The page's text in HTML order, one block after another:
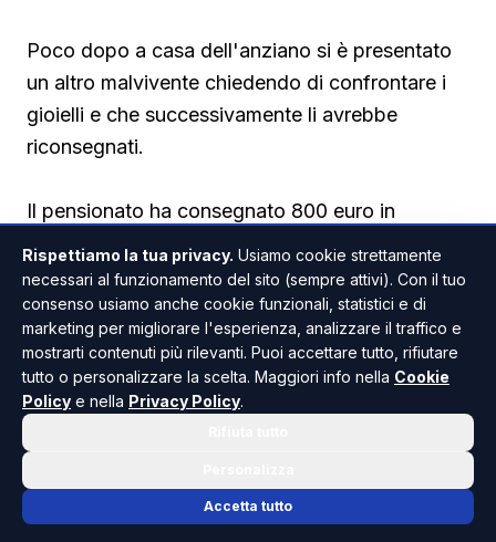
Poco dopo a casa dell'anziano si è presentato
un altro malvivente chiedendo di confrontare i
gioielli e che successivamente li avrebbe
riconsegnati.
Il pensionato ha consegnato 800 euro in
contanti e tutti i gioielli monili d’oro di famiglia.
Quando si è reso conto della truffa era troppo
tardi e non ha potuto fare altro che denunciare
tutto alle forze dell'ordine.
PALMA DI MONTECHIARO
Rispettiamo la tua privacy. Usiamo cookie strettamente
necessari al funzionamento del sito (sempre attivi). Con il tuo
consenso usiamo anche cookie funzionali, statistici e di
marketing per migliorare l'esperienza, analizzare il traffico e
mostrarti contenuti più rilevanti. Puoi accettare tutto, rifiutare
tutto o personalizzare la scelta. Maggiori info nella Cookie
Policy e nella Privacy Policy.
Accetta tutto